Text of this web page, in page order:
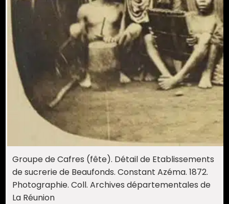
Groupe de Cafres (fête). Détail de Etablissements
de sucrerie de Beaufonds. Constant Azéma. 1872.
Photographie. Coll. Archives départementales de
La Réunion